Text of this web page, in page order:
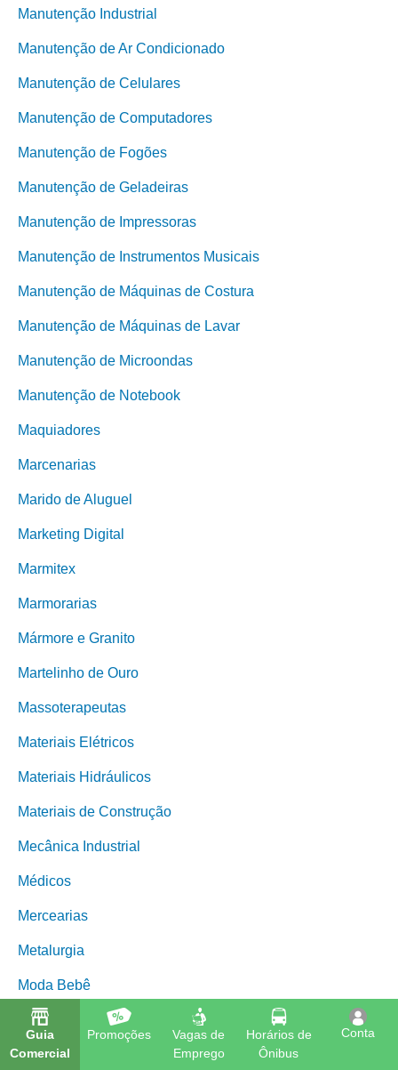
Guia
Comercial
Promoções
Vagas de
Emprego
Horários de
Ônibus
Conta
Manutenção Industrial
Manutenção de Ar Condicionado
Manutenção de Celulares
Manutenção de Computadores
Manutenção de Fogões
Manutenção de Geladeiras
Manutenção de Impressoras
Manutenção de Instrumentos Musicais
Manutenção de Máquinas de Costura
Manutenção de Máquinas de Lavar
Manutenção de Microondas
Manutenção de Notebook
Maquiadores
Marcenarias
Marido de Aluguel
Marketing Digital
Marmitex
Marmorarias
Mármore e Granito
Martelinho de Ouro
Massoterapeutas
Materiais Elétricos
Materiais Hidráulicos
Materiais de Construção
Mecânica Industrial
Médicos
Mercearias
Metalurgia
Moda Bebê
Moda Feminina
Moda Infantil